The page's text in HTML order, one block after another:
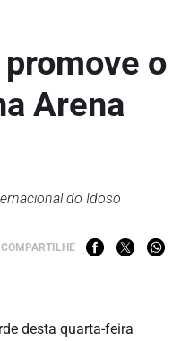
o
Arena
do Idoso
COMPARTILHE
desta quarta-feira